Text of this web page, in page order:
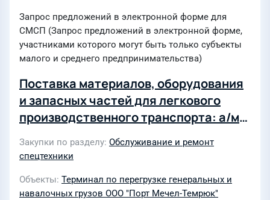
Запрос предложений в электронной форме для
СМСП (Запрос предложений в электронной форме,
участниками которого могут быть только субъекты
малого и среднего предпринимательства)
Поставка материалов, оборудования
и запасных частей для легкового
производственного транспорта: а/м
Рено Логан, Лада Нива, ПАЗ 4234 в
2026 году
Закупки по разделу Обслуживание и ремонт
спецтехники
Объекты Терминал по перегрузке генеральных и
навалочных грузов ООО "Порт Мечел-Темрюк"